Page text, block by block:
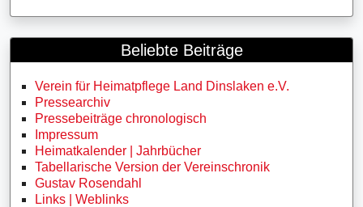
Beliebte Beiträge
Verein für Heimatpflege Land Dinslaken e.V.
Pressearchiv
Pressebeiträge chronologisch
Impressum
Heimatkalender | Jahrbücher
Tabellarische Version der Vereinschronik
Gustav Rosendahl
Links | Weblinks